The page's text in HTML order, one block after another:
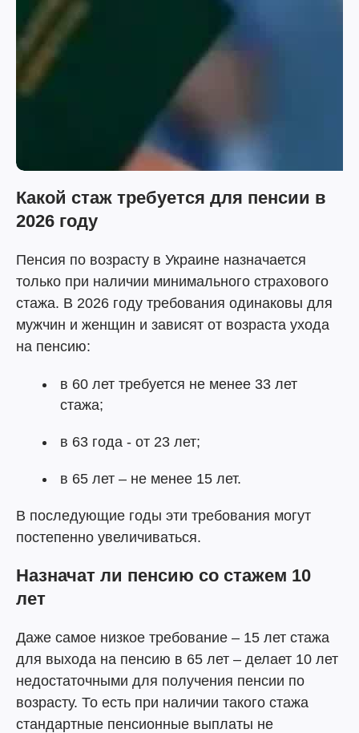
Какой стаж требуется для пенсии в
2026 году
Пенсия по возрасту в Украине назначается
только при наличии минимального страхового
стажа. В 2026 году требования одинаковы для
мужчин и женщин и зависят от возраста ухода
на пенсию:
в 60 лет требуется не менее 33 лет
стажа;
в 63 года - от 23 лет;
в 65 лет – не менее 15 лет.
В последующие годы эти требования могут
постепенно увеличиваться.
Назначат ли пенсию со стажем 10
лет
Даже самое низкое требование – 15 лет стажа
для выхода на пенсию в 65 лет – делает 10 лет
недостаточными для получения пенсии по
возрасту. То есть при наличии такого стажа
стандартные пенсионные выплаты не